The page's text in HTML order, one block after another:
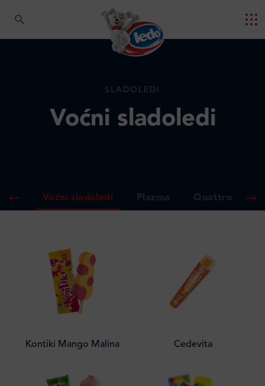
SLADOLEDI
Voćni sladoledi
Voćni sladoledi Plazma Quattro
Kontiki Mango Malina Cedevita